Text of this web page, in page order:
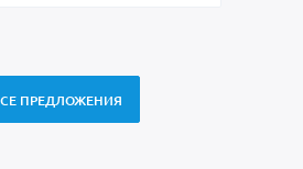
ПРЕДЛОЖЕНИЯ